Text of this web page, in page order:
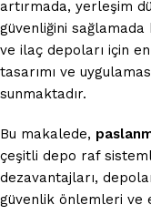
artırmada, yerleşim
güvenliğini
ve ilaç depoları için
tasarımı ve
sunmaktadır.
Bu makalede,
çeşitli depo raf
dezavantajları,
güvenlik önlemleri ve